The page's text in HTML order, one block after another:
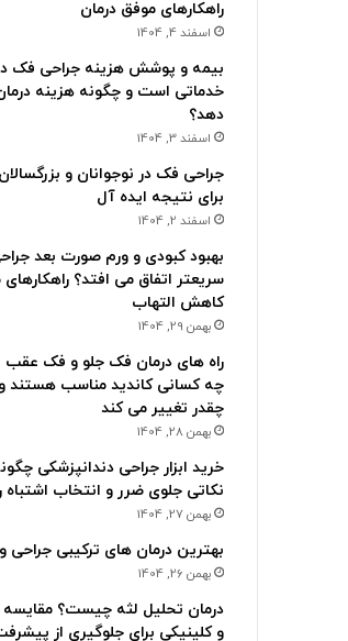
راهکارهای موفق درمان
اسفند 4, 1404
بیمه و پوشش هزینه جراحی فک
خدماتی است و چگونه هزینه
دهد؟
اسفند 3, 1404
جراحی فک در نوجوانان و
برای نتیجه ایده آل
اسفند 2, 1404
بهبود کبودی و ورم صورت بعد
سریعتر اتفاق می افتد؟
کاهش التهاب
بهمن 29, 1404
چه کسانی کاندید مناسب هستند
چقدر تغییر می کند
بهمن 28, 1404
خرید ابزار جراحی دندانپزشکی
نکاتی جلوی ضرر و انتخاب اشتباه
بهمن 27, 1404
بهترین درمان های ترکیبی جراحی
بهمن 26, 1404
درمان تحلیل لثه چیست؟
و کلینیکی برای جلوگیری از